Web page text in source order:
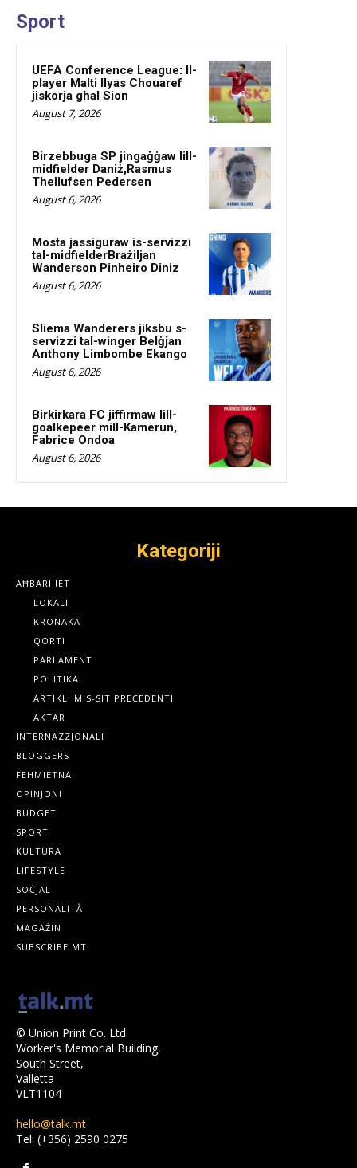
Sport
UEFA Conference League: Il-
player Malti Ilyas Chouaref
jiskorja għal Sion
August 7, 2026
Birzebbuga SP jingaġġaw lill-
midfielder Daniż,Rasmus
Thellufsen Pedersen
August 6, 2026
Mosta jassiguraw is-servizzi
tal-midfielderBrażiljan
Wanderson Pinheiro Diniz
August 6, 2026
Sliema Wanderers jiksbu s-
servizzi tal-winger Belġjan
Anthony Limbombe Ekango
August 6, 2026
Birkirkara FC jiffirmaw lill-
goalkepeer mill-Kamerun,
Fabrice Ondoa
August 6, 2026
Kategoriji
AĦBARIJIET
LOKALI
KRONAKA
QORTI
PARLAMENT
POLITIKA
ARTIKLI MIS-SIT PREĊEDENTI
AKTAR
INTERNAZZJONALI
BLOGGERS
FEHMIETNA
OPINJONI
BUDGET
SPORT
KULTURA
LIFESTYLE
SOĊJAL
PERSONALITÀ
MAGAŻIN
SUBSCRIBE.MT
© Union Print Co. Ltd
Worker's Memorial Building,
South Street,
Valletta
VLT1104
hello@talk.mt
Tel: (+356) 2590 0275